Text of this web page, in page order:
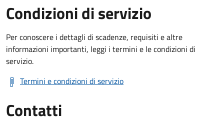
Condizioni di servizio
Per conoscere i dettagli di scadenze, requisiti e altre
informazioni importanti, leggi i termini e le condizioni di
servizio.
Termini e condizioni di servizio
Contatti